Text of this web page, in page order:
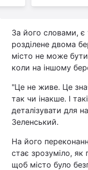
За його словами, є
розділене двома
місто не може
коли на іншому
"Це не живе. Це
так чи інакше. І
деталізувати для
Зеленський.
На його
стає зрозуміло,
щоб місто було